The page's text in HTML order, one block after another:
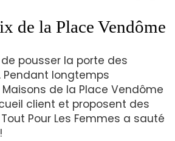
de la Place Vendôme
de pousser la porte des
longtemps
de la Place Vendôme
client et proposent des
Pour Les Femmes a sauté